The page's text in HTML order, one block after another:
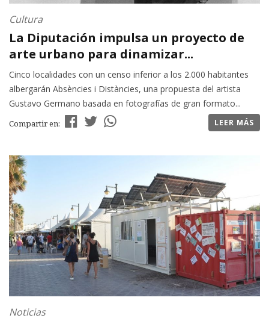
Cultura
La Diputación impulsa un proyecto de
arte urbano para dinamizar...
Cinco localidades con un censo inferior a los 2.000 habitantes
albergarán Absències i Distàncies, una propuesta del artista
Gustavo Germano basada en fotografías de gran formato...
Compartir en: LEER MÁS
Noticias